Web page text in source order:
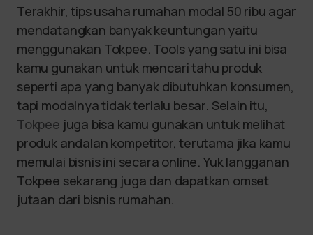
Terakhir, tips usaha rumahan modal 50 ribu agar
mendatangkan banyak keuntungan yaitu
menggunakan Tokpee. Tools yang satu ini bisa
kamu gunakan untuk mencari tahu produk
seperti apa yang banyak dibutuhkan konsumen,
tapi modalnya tidak terlalu besar. Selain itu,
Tokpee juga bisa kamu gunakan untuk melihat
produk andalan kompetitor, terutama jika kamu
memulai bisnis ini secara online. Yuk langganan
Tokpee sekarang juga dan dapatkan omset
jutaan dari bisnis rumahan.